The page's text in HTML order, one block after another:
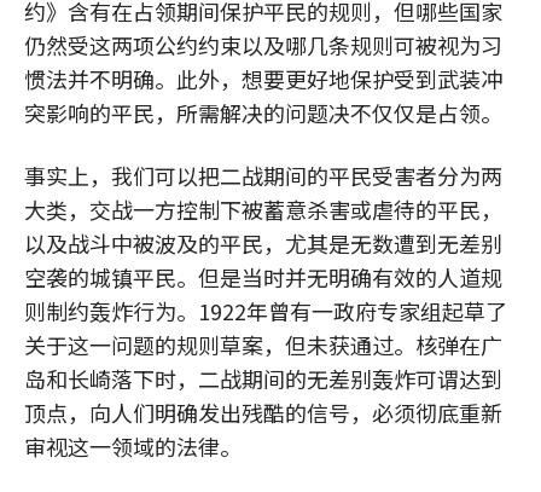
约》含有在占领期间保护平民的规则，但哪些国家
仍然受这两项公约约束以及哪几条规则可被视为习
惯法并不明确。此外，想要更好地保护受到武装冲
突影响的平民，所需解决的问题决不仅仅是占领。
事实上，我们可以把二战期间的平民受害者分为两
大类，交战一方控制下被蓄意杀害或虐待的平民，
以及战斗中被波及的平民，尤其是无数遭到无差别
空袭的城镇平民。但是当时并无明确有效的人道规
则制约轰炸行为。1922年曾有一政府专家组起草了
关于这一问题的规则草案，但未获通过。核弹在广
岛和长崎落下时，二战期间的无差别轰炸可谓达到
顶点，向人们明确发出残酷的信号，必须彻底重新
审视这一领域的法律。